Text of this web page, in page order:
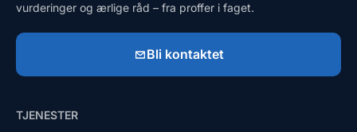
vurderinger og ærlige råd – fra proffer i faget.
Bli kontaktet
TJENESTER